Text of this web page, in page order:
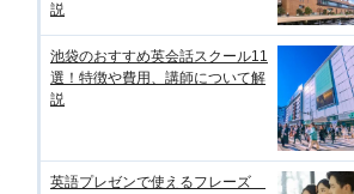
説
池袋のおすすめ英会話スクール11
選！特徴や費用、講師について解
説
英語プレゼンで使えるフレーズ